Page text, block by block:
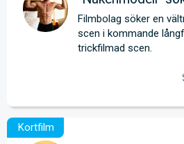
Filmbolag söker en
scen i kommande
trickfilmad scen.